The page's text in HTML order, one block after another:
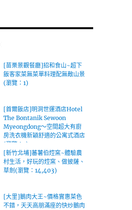
[苗栗景觀餐廳]招和食山~超下
飯客家菜無菜單料理配無敵山景
(瀏覽：1)
[首爾飯店]明洞世運酒店Hotel
The Bontanik Sewoon
Myeongdong～空間超大有廚
房洗衣機新穎舒適的公寓式酒店
(瀏覽：1)
[新竹北埔]蕃薯伯焢窯~體驗農
村生活，好玩的焢窯、做披薩、
草劍(瀏覽：14,403)
[大里]鵝肉大王~價格實惠菜色
不錯，天天高朋滿座的快炒鵝肉